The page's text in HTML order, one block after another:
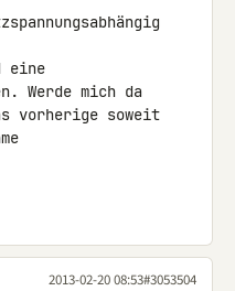
eine
Werde mich da
vorherige soweit
2013-02-20 08:53#3053504